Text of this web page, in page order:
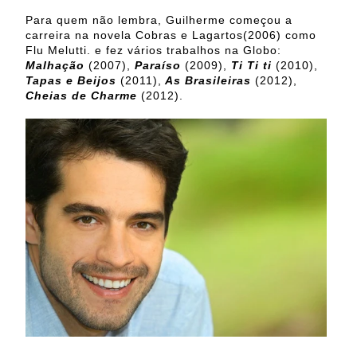
Para quem não lembra, Guilherme começou a
carreira na novela Cobras e Lagartos(2006) como
Flu Melutti. e fez vários trabalhos na Globo:
Malhação (2007), Paraíso (2009), Ti Ti ti (2010),
Tapas e Beijos (2011), As Brasileiras (2012),
Cheias de Charme (2012).